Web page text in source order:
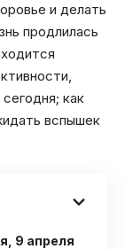
и делать
продлилась
как
вспышек
9 апреля